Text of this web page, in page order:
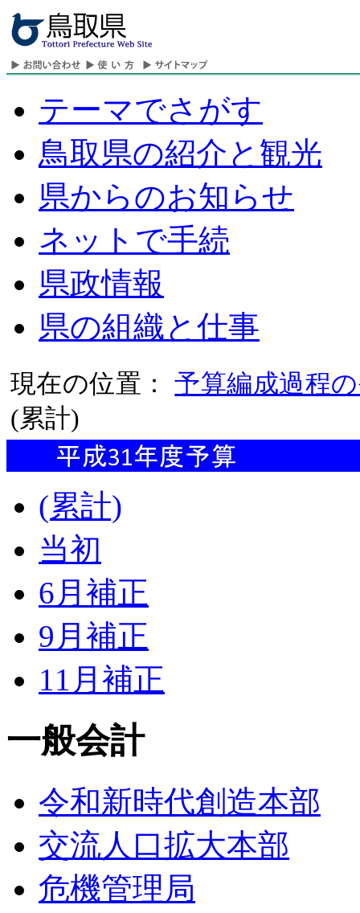
テーマでさがす
鳥取県の紹介と観光
県からのお知らせ
ネットで手続
県政情報
県の組織と仕事
現在の位置：予算編成過程
(累計)
(累計)
当初
6月補正
9月補正
11月補正
一般会計
令和新時代創造本部
交流人口拡大本部
危機管理局